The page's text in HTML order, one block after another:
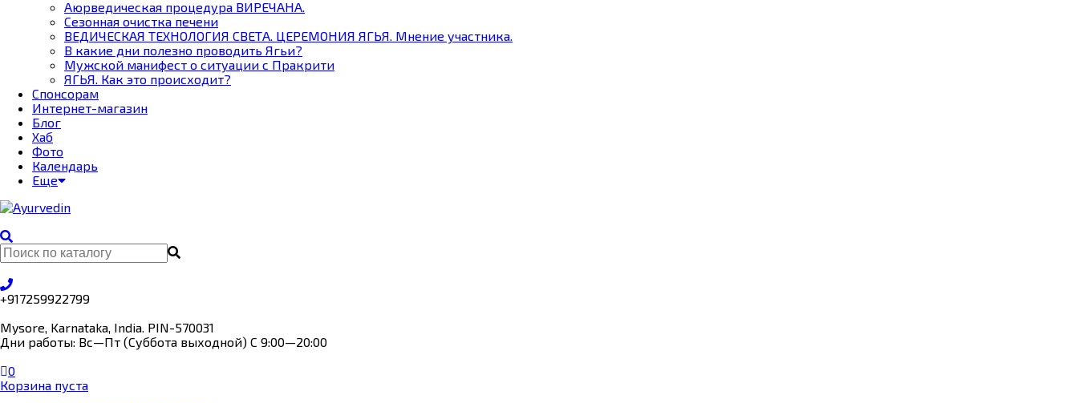
Аюрведическая процедура ВИРЕЧАНА.
Сезонная очистка печени
ВЕДИЧЕСКАЯ ТЕХНОЛОГИЯ СВЕТА. ЦЕРЕМОНИЯ ЯГЬЯ. Мнение участника.
В какие дни полезно проводить Ягьи?
Мужской манифест о ситуации с Пракрити
ЯГЬЯ. Как это происходит?
Спонсорам
Интернет-магазин
Блог
Хаб
Фото
Календарь
Еще
+917259922799
Mysore, Karnataka, India. PIN-570031
Дни работы: Вс—Пт (Суббота выходной) С 9:00—20:00
0
Корзина пуста